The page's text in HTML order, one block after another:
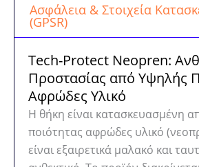
Ασφάλεια & Στοιχεία
(GPSR)
Tech-Protect Neopren:
Προστασίας από Υψηλής
Αφρώδες Υλικό
Η θήκη είναι κατασκευασμένη
ποιότητας αφρώδες υλικό
είναι εξαιρετικά μαλακό και